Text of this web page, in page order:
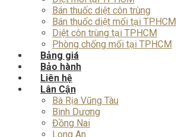
Bán thuốc diệt côn trùng
Bán thuốc diệt mối tại TPHCM
Diệt côn trùng tại TPHCM
Phòng chống mối tại TPHCM
Bảng giá
Bảo hành
Liên hệ
Lân Cận
Bà Rịa Vũng Tàu
Bình Dương
Đồng Nai
Long An